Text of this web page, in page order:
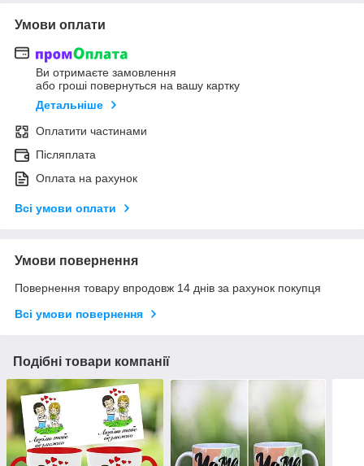
Умови оплати
Ви отримаєте замовлення
або гроші повернуться на вашу картку
Детальніше
Оплатити частинами
Післяплата
Оплата на рахунок
Всі умови оплати
Умови повернення
Повернення товару впродовж 14 днів за рахунок покупця
Всі умови повернення
Подібні товари компанії